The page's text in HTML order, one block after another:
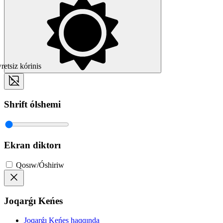
kórinis
Shrift ólshemi
Ekran diktorı
Qosıw/Óshiriw
Joqarǵı Keńes
Joqarǵı Keńes haqqında